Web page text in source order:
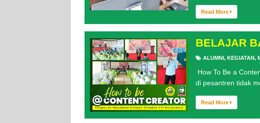
Read More
BELAJAR
ALUMNI, KEGIATAN,
How To Be a
di pesantren tidak
Read More